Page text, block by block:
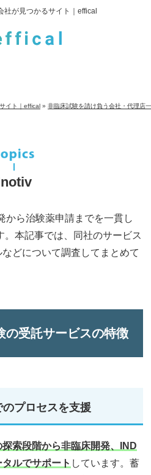
社が見つかるサイト｜effical
イト｜effical » 非臨床試験を請け負う会社・代理店
から治験薬申請までを一貫し
。本記事では、同社のサービス
どについて調査してまとめて
受託サービスの特徴
プロセスを支援
索段階から非臨床開発、IND
ルでサポート しています。蓄